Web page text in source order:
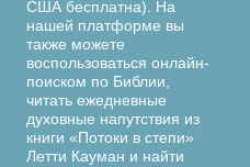
США бесплатна). На
нашей платформе вы
также можете
воспользоваться онлайн-
поиском по Библии,
читать ежедневные
духовные напутствия из
книги «Потоки в степи»
Летти Кауман и найти